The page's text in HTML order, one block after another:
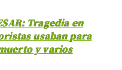
Tragedia en
usaban para
y varios